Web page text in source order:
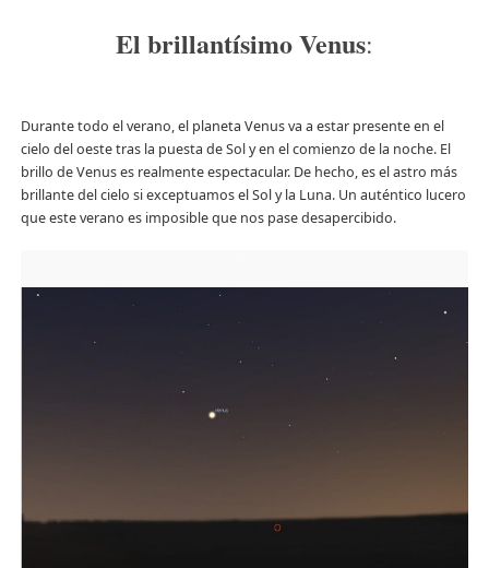
El brillantísimo Venus:
Durante todo el verano, el planeta Venus va a estar presente en el
cielo del oeste tras la puesta de Sol y en el comienzo de la noche. El
brillo de Venus es realmente espectacular. De hecho, es el astro más
brillante del cielo si exceptuamos el Sol y la Luna. Un auténtico lucero
que este verano es imposible que nos pase desapercibido.